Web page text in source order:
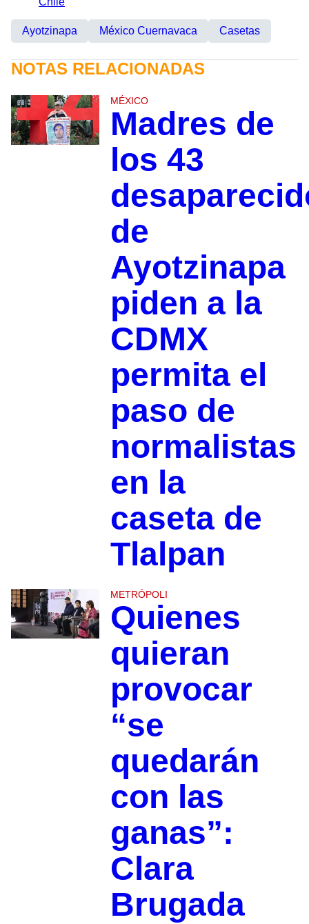
Ayotzinapa México Cuernavaca Casetas
NOTAS RELACIONADAS
MÉXICO
Madres de
los 43
de
Ayotzinapa
piden a la
CDMX
permita el
paso de
normalistas
en la
caseta de
Tlalpan
METRÓPOLI
Quienes
quieran
provocar
“se
quedarán
con las
ganas”:
Clara
Brugada